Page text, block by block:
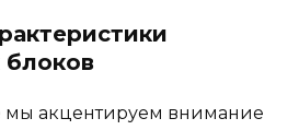
блоков
мы акцентируем внимание